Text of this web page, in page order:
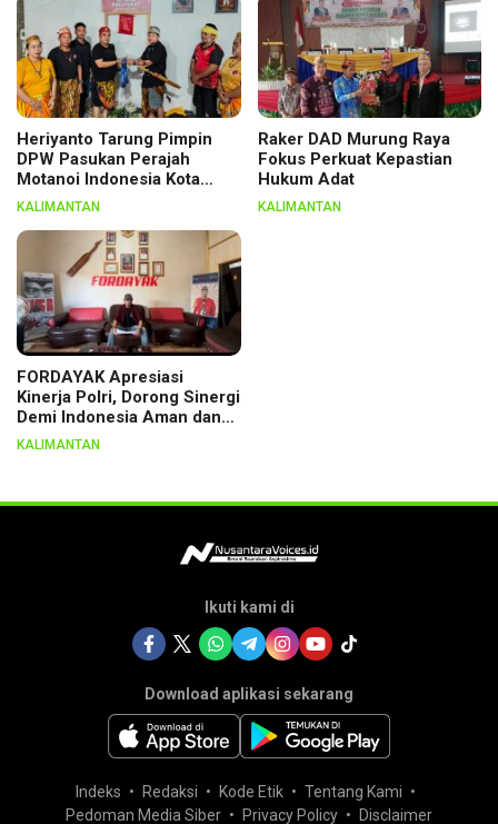
Heriyanto Tarung Pimpin
DPW Pasukan Perajah
Motanoi Indonesia Kota
Palangka Raya, Dikukuhkan
KALIMANTAN
Raker DAD Murung Raya
Fokus Perkuat Kepastian
Hukum Adat
KALIMANTAN
FORDAYAK Apresiasi
Kinerja Polri, Dorong Sinergi
Demi Indonesia Aman dan
Berkeadilan
KALIMANTAN
Ikuti kami di
Download aplikasi sekarang
Indeks Redaksi Kode Etik
Tentang Kami
Pedoman Media Siber
Privacy Policy Disclaimer